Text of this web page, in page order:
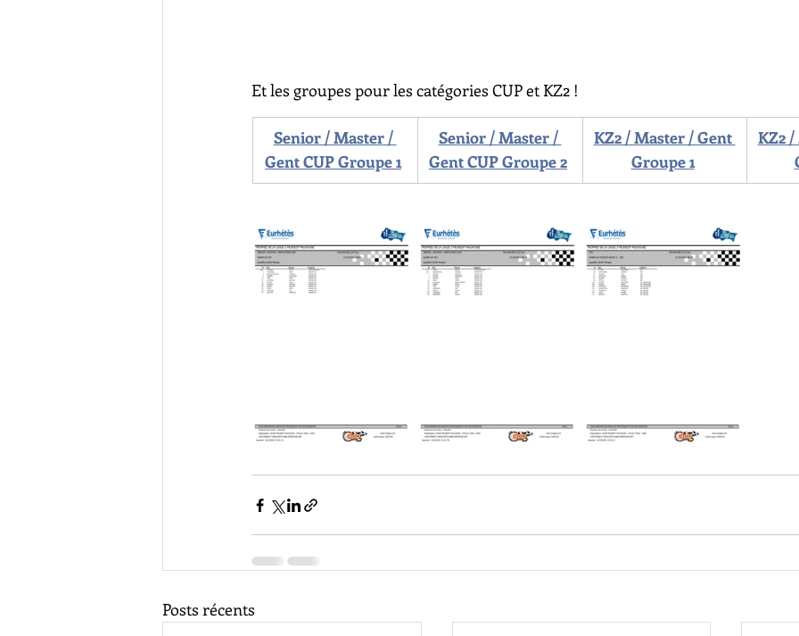
Et les groupes pour les catégories CUP et KZ2 !
Senior / Master /
Gent CUP Groupe 1
Senior / Master /
Gent CUP Groupe 2
KZ2 / Master / Gent
Groupe 1
KZ2
Posts récents